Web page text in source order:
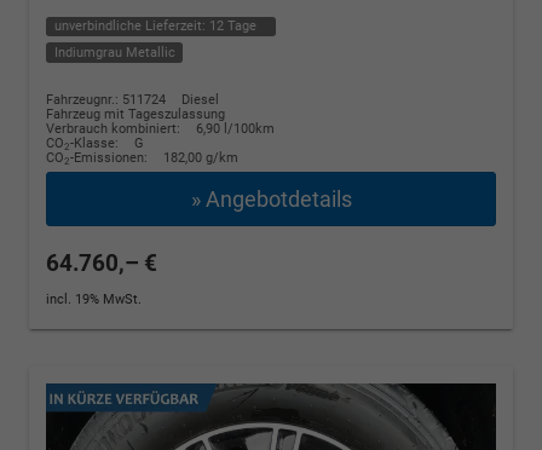
unverbindliche Lieferzeit: 12 Tage
Indiumgrau Metallic
Fahrzeugnr.: 511724
Diesel
Fahrzeug mit Tageszulassung
Verbrauch kombiniert:
6,90 l/100km
CO2-Klasse:
G
CO2-Emissionen: 182,00 g/km
» Angebotdetails
64.760,– €
incl. 19% MwSt.